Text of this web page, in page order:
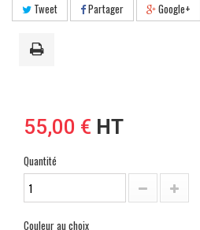
Tweet Partager Google+
55,00 € HT
Quantité
Couleur au choix